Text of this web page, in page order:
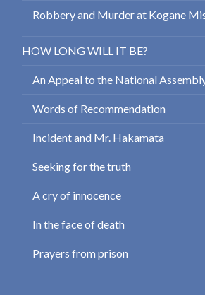
Robbery and Murder at Kogane
HOW LONG WILL IT BE?
An Appeal to the National
Words of Recommendation
Incident and Mr. Hakamata
Seeking for the truth
A cry of innocence
In the face of death
Prayers from prison